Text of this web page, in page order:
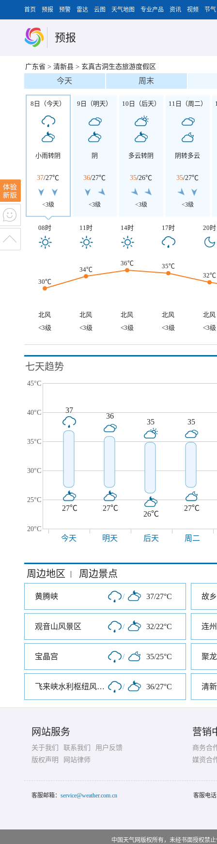
首页 预报 预警 雷达 云图 天气地图 专业产品 资讯 视频 节气
预报
广东省 > 清新县 > 玄真古洞生态旅游度假区
今天 周末
8日（今天）
小雨转阴
37/27℃
<3级
9日（明天）
阴
36/27℃
<3级
10日（后天）
多云转阴
35/26℃
<3级
11日（周二）
阴转多云
35/27℃
<3级
08时 11时 14时 17时 20时
30℃
34℃
36℃
35℃
32℃
北风 北风 北风 北风
北风
<3级
<3级 <3级 <3级 <3级
七天趋势
45°C
40°C
35°C
30°C
25°C
20°C
37
27℃
36
27℃
35
26℃
35
27℃
今天 明天 后天 周二
周边地区 | 周边景点
黄腾峡 / 37/27°C 故
观音山风景区 / 32/22°C 连
宝晶宫 / 35/25°C
飞来峡水利枢纽风景区 / 36/27°C
网站服务
关于我们 联系我们
用户反馈
版权声明
网站律师
营销
商务合
媒资合
客服邮箱： service@weather.com.cn 客服电
中国天气网版权所有，未经书面授权